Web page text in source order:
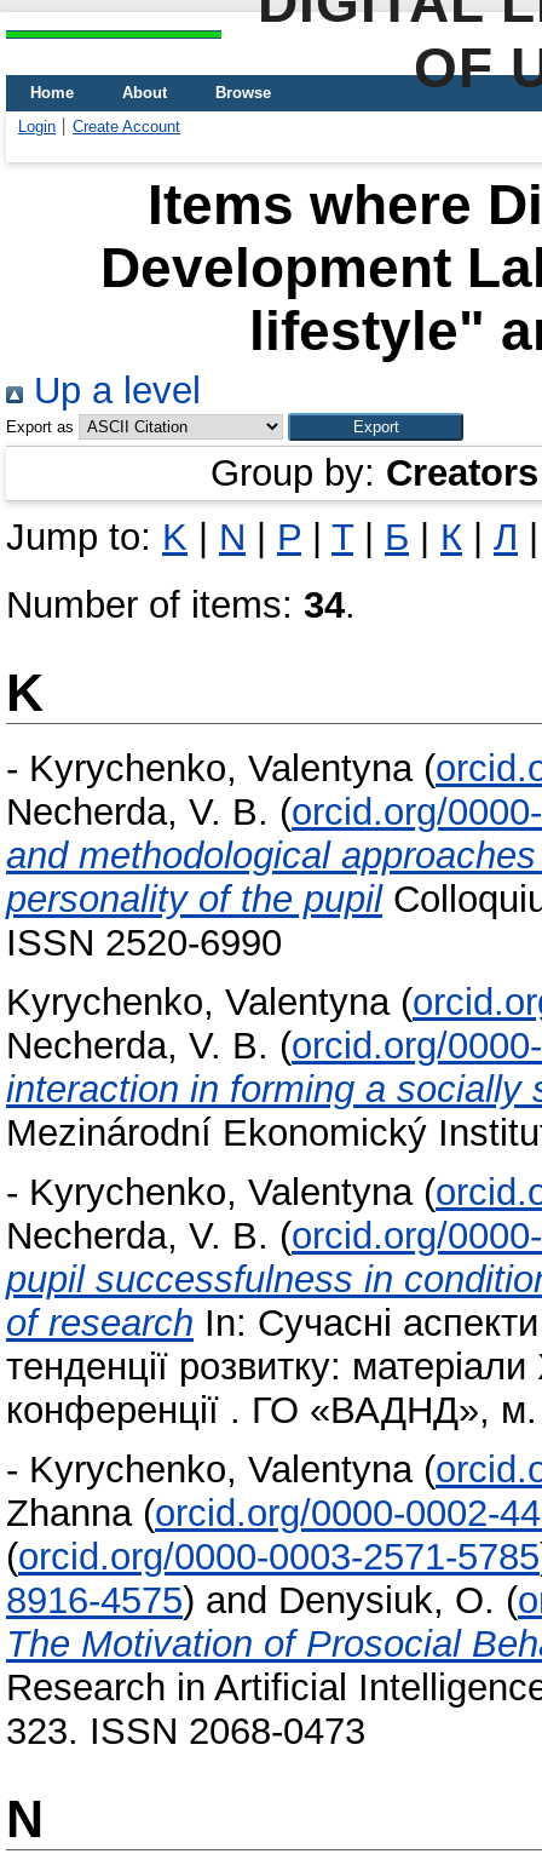
OF
Home About
Browse
Login
Create Account
Items where
Development
lifestyle"
Up a level
Export as
Group by: Creators
Jump to: K N P T| Б К Л
Number of items: 34.
K
- Kyrychenko, Valentyna (
Necherda, V. B. (orcid.org/
and methodological
personality of the pupil
ISSN 2520-6990
Kyrychenko, Valentyna (
Necherda, V. B. (orcid.org/
interaction in forming a
Mezinárodní Ekonomický
- Kyrychenko, Valentyna (
Necherda, V. B. (orcid.org/
pupil successfulness in
of research In: Сучасні
тенденції розвитку:
конференції . ГО «ВАДНД», м.
- Kyrychenko, Valentyna (
Zhanna (orcid.org/0000-0002-
(orcid.org/0000-0003-2571-5785
8916-4575) and Denysiuk, O. (
The Motivation of Prosocial
Research in Artificial
323. ISSN 2068-0473
N